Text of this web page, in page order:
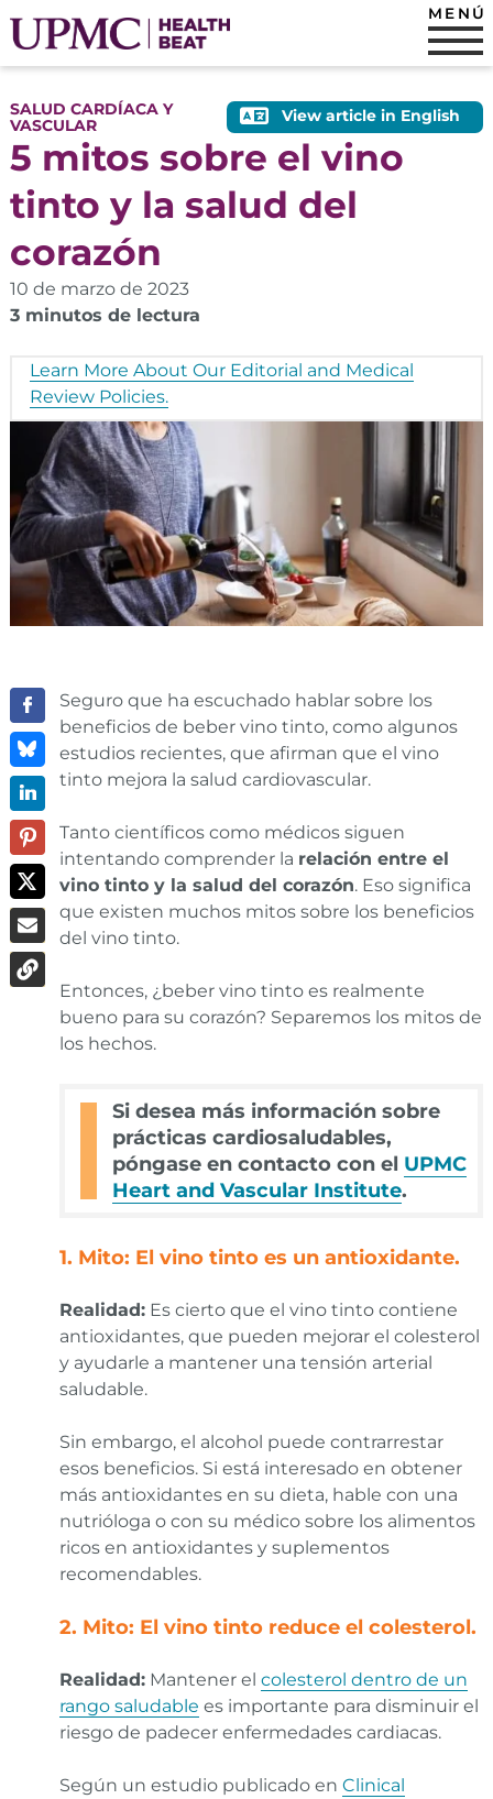
MENÚ
View article in English
SALUD CARDÍACA Y
VASCULAR
5 mitos sobre el vino
tinto y la salud del
corazón
10 de marzo de 2023
3 minutos de lectura
Learn More About Our Editorial and Medical
Review Policies.
Seguro que ha escuchado hablar sobre los
beneficios de beber vino tinto, como algunos
estudios recientes, que afirman que el vino
tinto mejora la salud cardiovascular.
Tanto científicos como médicos siguen
intentando comprender la relación entre el
vino tinto y la salud del corazón. Eso significa
que existen muchos mitos sobre los beneficios
del vino tinto.
Entonces, ¿beber vino tinto es realmente
bueno para su corazón? Separemos los mitos de
los hechos.
Si desea más información sobre
prácticas cardiosaludables,
póngase en contacto con el UPMC
Heart and Vascular Institute.
1. Mito: El vino tinto es un antioxidante.
Realidad:Es cierto que el vino tinto contiene
antioxidantes, que pueden mejorar el colesterol
y ayudarle a mantener una tensión arterial
saludable.
Sin embargo, el alcohol puede contrarrestar
esos beneficios. Si está interesado en obtener
más antioxidantes en su dieta, hable con una
nutrióloga o con su médico sobre los alimentos
ricos en antioxidantes y suplementos
recomendables.
2. Mito: El vino tinto reduce el colesterol.
Realidad:Mantener el colesterol dentro de un
rango saludable es importante para disminuir el
riesgo de padecer enfermedades cardiacas.
Según un estudio publicado en Clinical